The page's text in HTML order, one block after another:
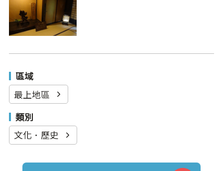
區域
最上地區
類別
文化．歷史